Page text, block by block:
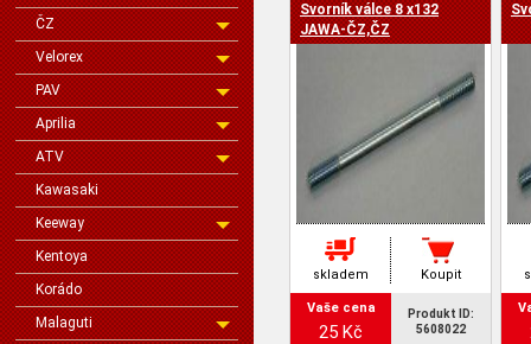
ČZ
Velorex
PAV
Aprilia
ATV
Kawasaki
Keeway
Kentoya
Korádo
Malaguti
cena -
Svorník válce 8 x132
JAWA-ČZ,ČZ
skladem Koupit
Vaše cena
25 Kč
Produkt ID:
5608022